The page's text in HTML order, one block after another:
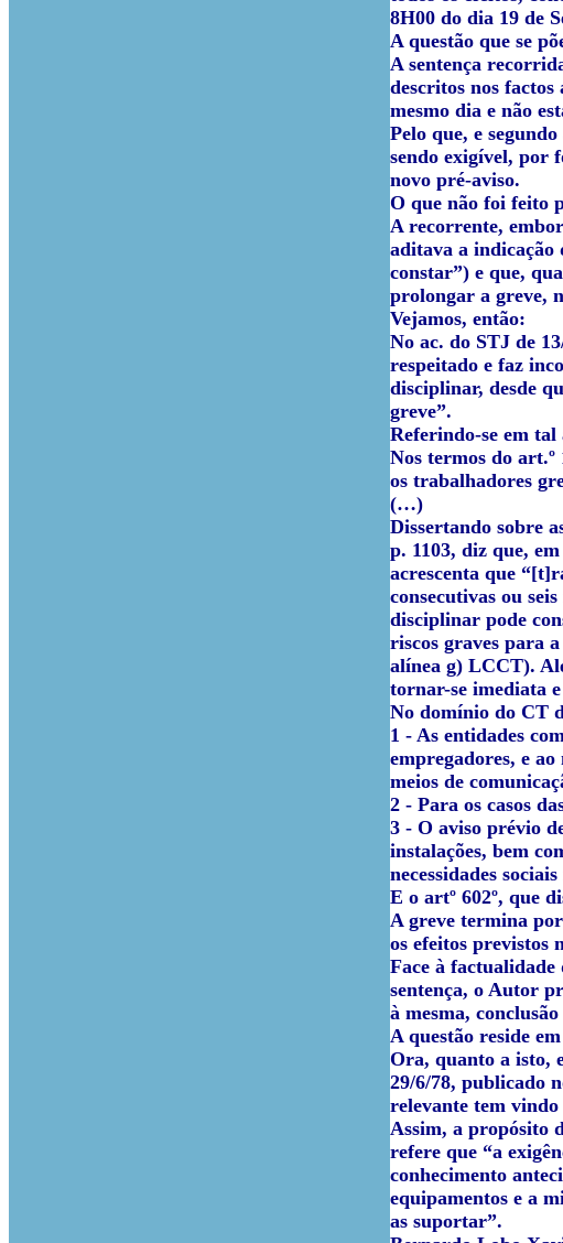
8H00 do dia 19 de
A questão que se
A sentença
descritos nos
mesmo dia e não
Pelo que, e
sendo exigível, por
novo pré-aviso.
O que não foi feito
A recorrente,
aditava a indicação
constar”) e que,
prolongar a greve,
Vejamos, então:
No ac. do STJ de
respeitado e faz
disciplinar, desde
greve”.
Referindo-se em tal
Nos termos do art.º
os trabalhadores
(…)
Dissertando sobre
p. 1103, diz que,
acrescenta que
consecutivas ou
disciplinar pode
riscos graves para
alínea g) LCCT).
tornar-se imediata
No domínio do CT
1 - As entidades
empregadores, e
meios de
2 - Para os casos
3 - O aviso prévio
instalações, bem
necessidades
E o artº 602º, que
A greve termina
os efeitos previstos
Face à
sentença, o Autor
à mesma,
A questão reside
Ora, quanto a isto,
29/6/78, publicado
relevante tem
Assim, a propósito
refere que “a
conhecimento
equipamentos e a
as suportar”.